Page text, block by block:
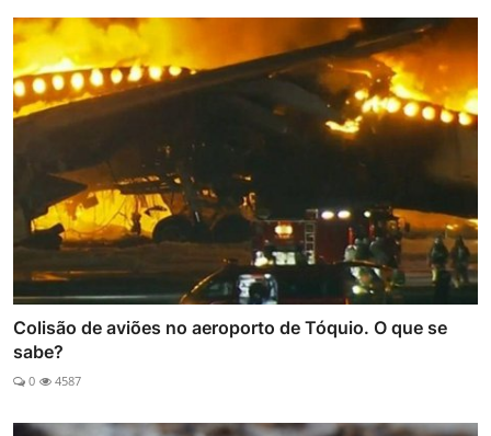
Colisão de aviões no aeroporto de Tóquio. O que se
sabe?
0 4587